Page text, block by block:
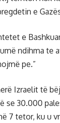
e
e
ndihma te
pe.”
Izraelit të
se 30.000
7 tetor, ku u